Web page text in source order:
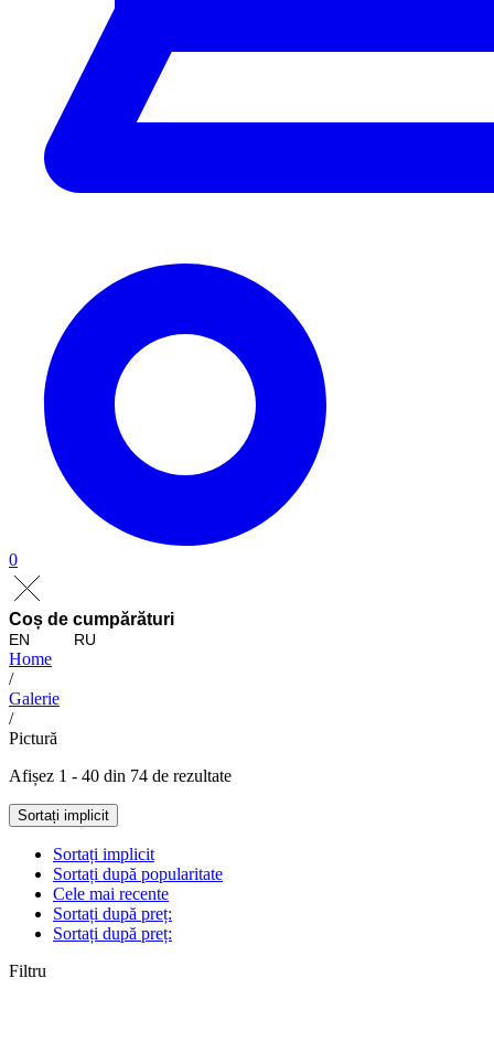
0
Coș de cumpărături
EN RU
Home
/
Galerie
/
Pictură
Afișez 1 - 40 din 74 de rezultate
Sortați implicit
Sortați implicit
Sortați după popularitate
Cele mai recente
Sortați după preț:
Sortați după preț:
Filtru